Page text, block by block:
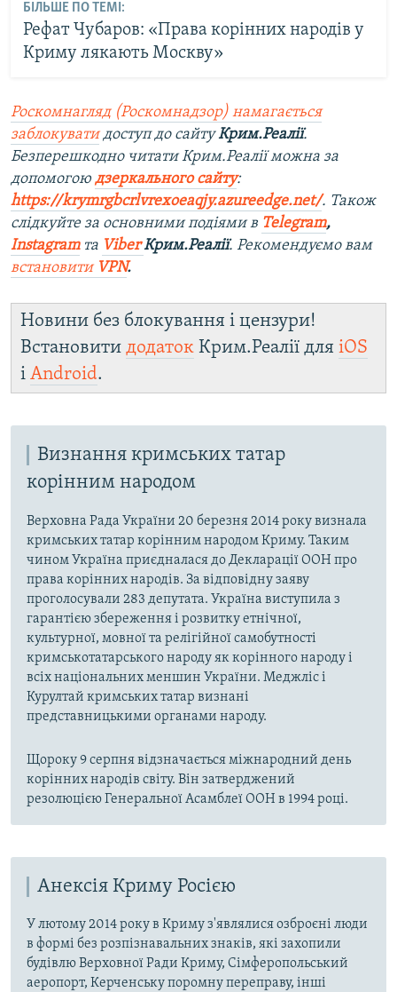
БІЛЬШЕ ПО ТЕМІ:
Рефат Чубаров: «Права корінних народів у
Криму лякають Москву»
Роскомнагляд (Роскомнадзор) намагається
заблокуватидоступ до сайтуКрим.Реалії.
Безперешкодно читати Крим.Реалії можна за
допомогою дзеркального сайту:
https://krymrgbcrlvrexoeaqjy.azureedge.net/. Також
слідкуйте за основними подіями в Telegram,
Instagramта ViberКрим.Реалії. Рекомендуємо вам
встановити VPN.
Новини без блокування і цензури!
Встановити додаток Крим.Реалії для iOS
і Android.
Визнання кримських татар
корінним народом
Верховна Рада України 20 березня 2014 року визнала
кримських татар корінним народом Криму. Таким
чином Україна приєдналася до Декларації ООН про
права корінних народів. За відповідну заяву
проголосували 283 депутата. Україна виступила з
гарантією збереження і розвитку етнічної,
культурної, мовної та релігійної самобутності
кримськотатарського народу як корінного народу і
всіх національних меншин України. Меджліс і
Курултай кримських татар визнані
представницькими органами народу.
Щороку 9 серпня відзначається міжнародний день
корінних народів світу. Він затверджений
резолюцією Генеральної Асамблеї ООН в 1994 році.
Анексія Криму Росією
У лютому 2014 року в Криму з'являлися озброєні люди
в формі без розпізнавальних знаків, які захопили
будівлю Верховної Ради Криму, Сімферопольський
аеропорт, Керченську поромну переправу, інші